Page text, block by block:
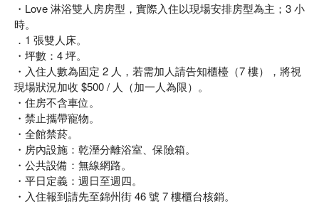
・Love 淋浴雙人房房型，實際入住以現場安排房型為主；3 小
時。
．1 張雙人床。
・坪數：4 坪。
・入住人數為固定 2 人，若需加人請告知櫃檯（7 樓），將視
現場狀況加收 $500 / 人（加一人為限）。
・住房不含車位。
・禁止攜帶寵物。
・全館禁菸。
・房內設施：乾溼分離浴室、保險箱。
・公共設備：無線網路。
・平日定義：週日至週四。
・入住報到請先至錦州街 46 號 7 樓櫃台核銷。